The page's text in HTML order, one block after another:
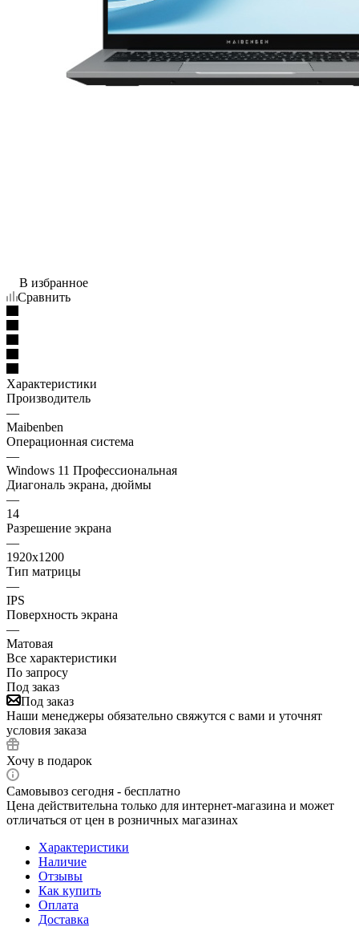
В избранное
Сравнить
Характеристики
Производитель
—
Maibenben
Операционная система
—
Windows 11 Профессиональная
Диагональ экрана, дюймы
—
14
Разрешение экрана
—
1920x1200
Тип матрицы
—
IPS
Поверхность экрана
—
Матовая
Все характеристики
По запросу
Под заказ
Под заказ
Наши менеджеры обязательно свяжутся с вами и уточнят
условия заказа
Хочу в подарок
Самовывоз сегодня - бесплатно
Цена действительна только для интернет-магазина и может
отличаться от цен в розничных магазинах
Характеристики
Наличие
Отзывы
Как купить
Оплата
Доставка